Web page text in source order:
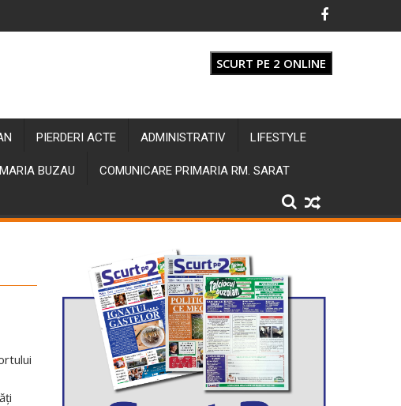
SCURT PE 2 ONLINE
PIERDERI ACTE ADMINISTRATIV LIFESTYLE
BUZAU COMUNICARE PRIMARIA RM. SARAT